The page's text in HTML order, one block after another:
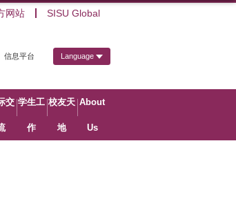
网站 SISU Global
信息平台 Language
交 学生工
作
校友天
地
About
Us